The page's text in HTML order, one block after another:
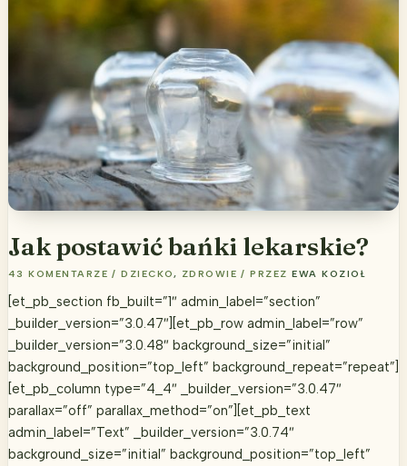
Jak postawić bańki lekarskie?
43 KOMENTARZE /DZIECKO, ZDROWIE / PRZEZEWA KOZIOŁ
[et_pb_section fb_built=”1″ admin_label=”section”
_builder_version=”3.0.47″][et_pb_row admin_label=”row”
_builder_version=”3.0.48″ background_size=”initial”
background_position=”top_left” background_repeat=”repeat”]
[et_pb_column type=”4_4″ _builder_version=”3.0.47″
parallax=”off” parallax_method=”on”][et_pb_text
admin_label=”Text” _builder_version=”3.0.74″
background_size=”initial” background_position=”top_left”